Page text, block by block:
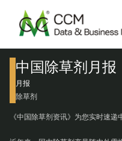
中国除草剂月报
月报
除草剂
《中国除草剂资讯》为您实时速递